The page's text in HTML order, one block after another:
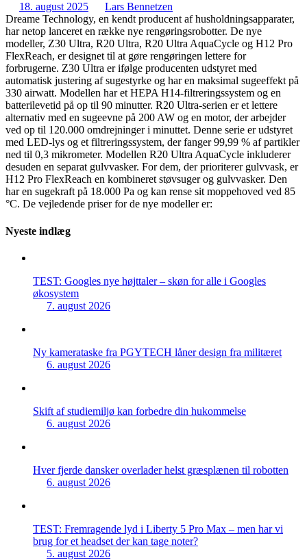
18. august 2025
Lars Bennetzen
Dreame Technology, en kendt producent af husholdningsapparater,
har netop lanceret en række nye rengøringsrobotter. De nye
modeller, Z30 Ultra, R20 Ultra, R20 Ultra AquaCycle og H12 Pro
FlexReach, er designet til at gøre rengøringen lettere for
forbrugerne. Z30 Ultra er ifølge producenten udstyret med
automatisk justering af sugestyrke og har en maksimal sugeeffekt på
330 airwatt. Modellen har et HEPA H14-filtreringssystem og en
batterilevetid på op til 90 minutter. R20 Ultra-serien er et lettere
alternativ med en sugeevne på 200 AW og en motor, der arbejder
ved op til 120.000 omdrejninger i minuttet. Denne serie er udstyret
med LED-lys og et filtreringssystem, der fanger 99,99 % af partikler
ned til 0,3 mikrometer. Modellen R20 Ultra AquaCycle inkluderer
desuden en separat gulvvasker. For dem, der prioriterer gulvvask, er
H12 Pro FlexReach en kombineret støvsuger og gulvvasker. Den
har en sugekraft på 18.000 Pa og kan rense sit moppehoved ved 85
°C. De vejledende priser for de nye modeller er:
Nyeste indlæg
TEST: Googles nye højttaler – skøn for alle i Googles
økosystem
7. august 2026
Ny kamerataske fra PGYTECH låner design fra militæret
6. august 2026
Skift af studiemiljø kan forbedre din hukommelse
6. august 2026
Hver fjerde dansker overlader helst græsplænen til robotten
6. august 2026
TEST: Fremragende lyd i Liberty 5 Pro Max – men har vi
brug for et headset der kan tage noter?
5. august 2026